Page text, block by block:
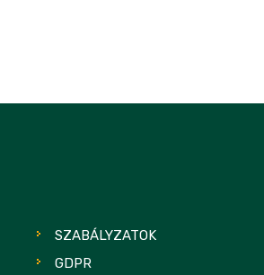
SZABÁLYZATOK
GDPR